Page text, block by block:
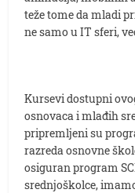
teže tome da mladi
ne samo u IT sferi,
Kursevi dostupni
osnovaca i mlađih
pripremljeni su
razreda osnovne
osiguran program
srednjoškolce,